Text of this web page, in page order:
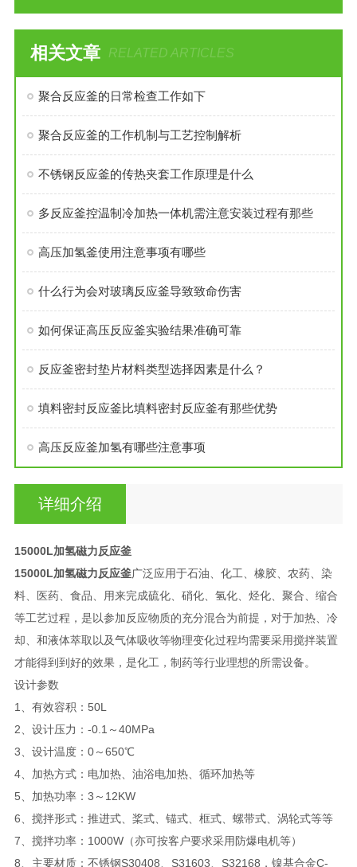
相关文章 RELATED ARTICLES
聚合反应釜的日常检查工作如下
聚合反应釜的工作机制与工艺控制解析
不锈钢反应釜的传热夹套工作原理是什么
多反应釜控温制冷加热一体机需注意安装过程有那些
高压加氢釜使用注意事项有哪些
什么行为会对玻璃反应釜导致致命伤害
如何保证高压反应釜实验结果准确可靠
反应釜密封垫片材料类型选择因素是什么？
填料密封反应釜比填料密封反应釜有那些优势
高压反应釜加氢有哪些注意事项
详细介绍
15000L加氢磁力反应釜
15000L加氢磁力反应釜广泛应用于石油、化工、橡胶、农药、染
料、医药、食品、用来完成硫化、硝化、氢化、烃化、聚合、缩合
等工艺过程，是以参加反应物质的充分混合为前提，对于加热、冷
却、和液体萃取以及气体吸收等物理变化过程均需要采用搅拌装置
才能得到到好的效果，是化工，制药等行业理想的所需设备。
设计参数
1、有效容积：50L
2、设计压力：-0.1～40MPa
3、设计温度：0～650℃
4、加热方式：电加热、油浴电加热、循环加热等
5、加热功率：3～12KW
6、搅拌形式：推进式、桨式、锚式、框式、螺带式、涡轮式等等
7、搅拌功率：1000W（亦可按客户要求采用防爆电机等）
8、主要材质：不锈钢S30408、S31603、S32168，镍基合金C-